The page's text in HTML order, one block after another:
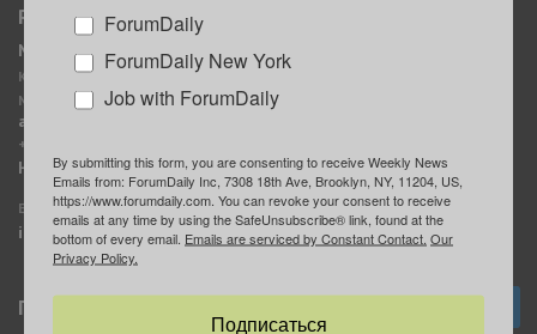
Реклама
MediaKit
Контактное лицо:
Марина Баранчук
ad@forumdaily.com
+1 347-604-1261
Наши рекламодатели
E-mail редакции:
info@forumdaily.com
Группа “ИЩУ СОВЕТА”
ForumDaily
Подписка
ForumDaily
ForumDaily New York
Job with ForumDaily
By submitting this form, you are consenting to receive Weekly News
Emails from: ForumDaily Inc, 7308 18th Ave, Brooklyn, NY, 11204, US,
https://www.forumdaily.com. You can revoke your consent to receive
emails at any time by using the SafeUnsubscribe® link, found at the
bottom of every email. Emails are serviced by Constant Contact. Our
Privacy Policy.
Подписаться